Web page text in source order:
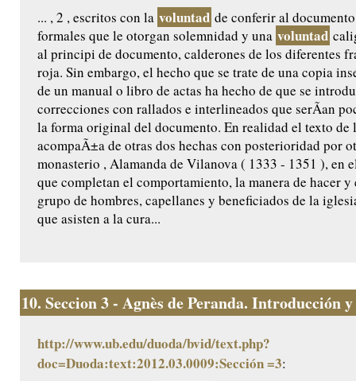
... , 2 , escritos con la voluntad de conferir al
formales que le otorgan solemnidad y una voluntad
al principi de documento, calderones de los diferentes
roja. Sin embargo, el hecho que se trate de una copia
de un manual o libro de actas ha hecho de que se
correcciones con rallados e interlineados que serÃ­an
la forma original del documento. En realidad el texto de
acompaÃ±a de otras dos hechas con posterioridad por
monasterio , Alamanda de Vilanova ( 1333 - 1351 ), en
que completan el comportamiento, la manera de hacer
grupo de hombres, capellanes y beneficiados de la
que asisten a la cura...
10. Seccion 3 - Agnès de Peranda. Introducción
http://www.ub.edu/duoda/bvid/text.php?
doc=Duoda:text:2012.03.0009:Sección =3: